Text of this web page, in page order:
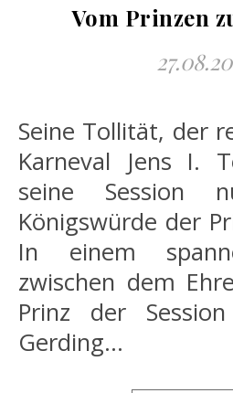
Vom Prinzen
Seine Tollität, der regierende Prinz
Karneval Jens I.
seine Session
Königswürde der
In einem
zwischen dem
Prinz der
Gerding…